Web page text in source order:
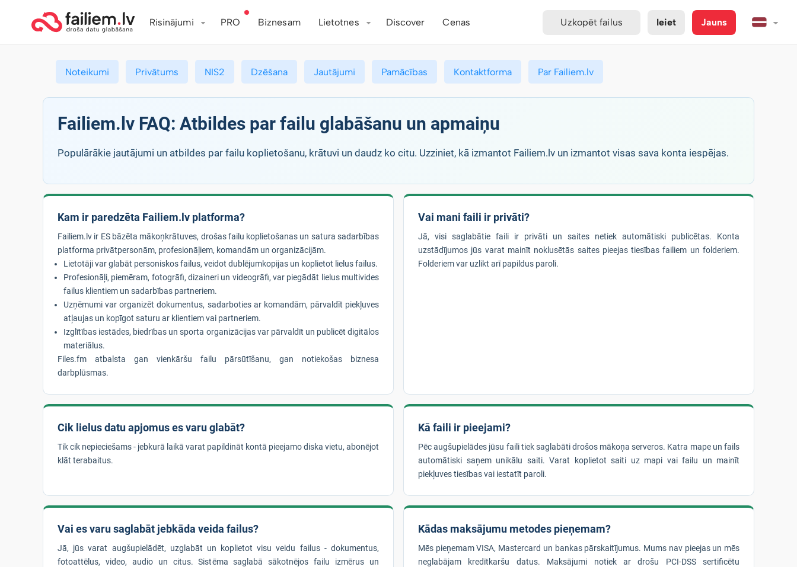
Risinājumi PRO Biznesam Lietotnes Discover Cenas Uzkopēt failus Ieiet Jauns
Noteikumi Privātums NIS2 Dzēšana Jautājumi Pamācības Kontaktforma Par Failiem.lv
Failiem.lv FAQ: Atbildes par failu glabāšanu un apmaiņu
Populārākie jautājumi un atbildes par failu koplietošanu, krātuvi un daudz ko citu. Uzziniet, kā izmantot Failiem.lv un izmantot visas sava konta iespējas.
Kam ir paredzēta Failiem.lv platforma?
Failiem.lv ir ES bāzēta mākoņkrātuves, drošas failu koplietošanas un satura sadarbības
platforma privātpersonām, profesionāļiem, komandām un organizācijām.
Lietotāji var glabāt personiskos failus, veidot dublējumkopijas un koplietot lielus failus.
Profesionāļi, piemēram, fotogrāfi, dizaineri un videogrāfi, var piegādāt lielus multivides
failus klientiem un sadarbības partneriem.
Uzņēmumi var organizēt dokumentus, sadarboties ar komandām, pārvaldīt piekļuves
atļaujas un kopīgot saturu ar klientiem vai partneriem.
Izglītības iestādes, biedrības un sporta organizācijas var pārvaldīt un publicēt digitālos
materiālus.
Files.fm atbalsta gan vienkāršu failu pārsūtīšanu, gan notiekošas biznesa
darbplūsmas.
Vai mani faili ir privāti?
Jā, visi saglabātie faili ir privāti un saites netiek automātiski publicētas. Konta
uzstādījumos jūs varat mainīt noklusētās saites pieejas tiesības failiem un folderiem.
Folderiem var uzlikt arī papildus paroli.
Cik lielus datu apjomus es varu glabāt?
Tik cik nepieciešams - jebkurā laikā varat papildināt kontā pieejamo diska vietu, abonējot
klāt terabaitus.
Kā faili ir pieejami?
Pēc augšupielādes jūsu faili tiek saglabāti drošos mākoņa serveros. Katra mape un fails
automātiski saņem unikālu saiti. Varat koplietot saiti uz mapi vai failu un mainīt
piekļuves tiesības vai iestatīt paroli.
Vai es varu saglabāt jebkāda veida failus?
Jā, jūs varat augšupielādēt, uzglabāt un koplietot visu veidu failus - dokumentus,
fotoattēlus, video, audio un citus. Sistēma saglabā sākotnējos failu izmērus un
Kādas maksājumu metodes pieņemam?
Mēs pieņemam VISA, Mastercard un bankas pārskaitījumus. Mums nav pieejas un mēs
neglabājam kredītkaršu datus. Maksājumi notiek ar drošu PCI-DSS sertificētu